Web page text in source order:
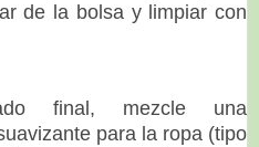
de la bolsa y limpiar con
final, mezcle una
para la ropa (tipo